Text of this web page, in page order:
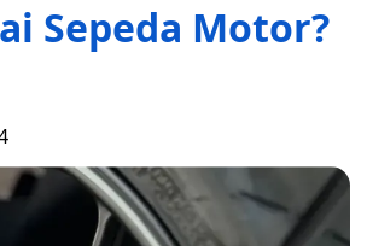
Sepeda Motor?